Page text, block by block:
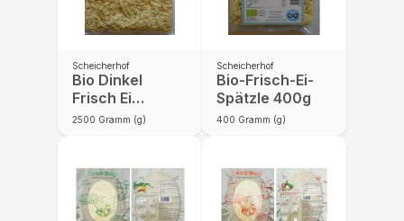
Scheicherhof
Bio Dinkel
Frisch Ei
Spätzle
2500 Gramm (g)
Scheicherhof
Bio-Frisch-Ei-
Spätzle 400g
400 Gramm (g)